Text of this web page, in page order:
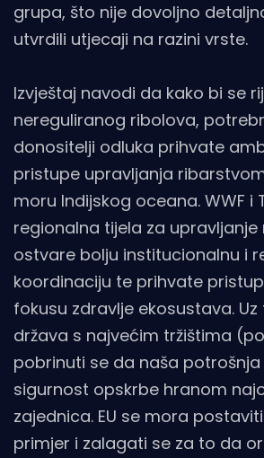
grupa, što nije dovoljno
utvrdili utjecaji na razini vrste.
Izvještaj navodi da kako bi se
nereguliranog ribolova,
donositelji odluka prihvate
pristupe upravljanja
moru Indijskog oceana. WWF i
regionalna tijela za
ostvare bolju institucionalnu i
koordinaciju te prihvate
fokusu zdravlje ekosustava.
država s najvećim tržištima
pobrinuti se da naša
sigurnost opskrbe hranom
zajednica. EU se mora
primjer i zalagati se za to da